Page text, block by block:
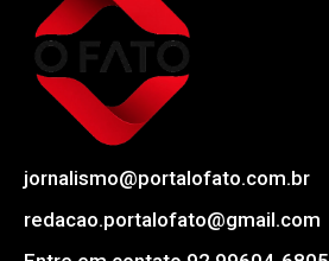
jornalismo@portalofato.com.br
redacao.portalofato@gmail.com